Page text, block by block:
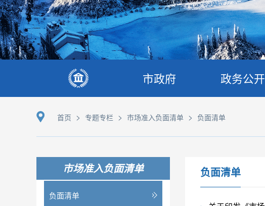
市政府 政务公开
首页 > 专题专栏 > 市场准入负面清单 > 负面清单
市场准入负面清单
负面清单
负面清单